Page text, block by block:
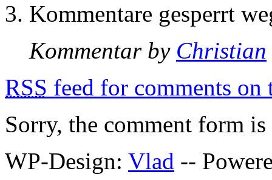
Kommentare gesperrt
Kommentar by Christian
RSS feed for comments on
Sorry, the comment form
WP-Design: Vlad --